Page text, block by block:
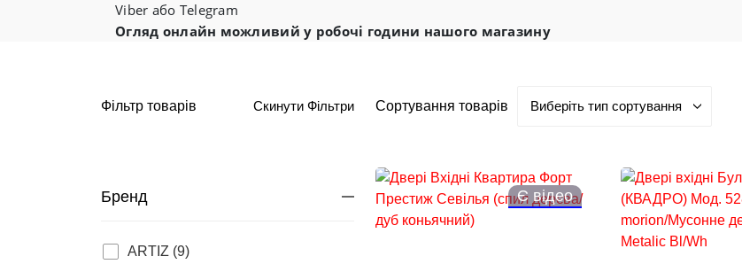
Viber або Telegram
Огляд онлайн можливий у робочі години нашого магазину
Фільтр товарів Скинути Фільтри
Бренд
ARTIZ (9)
Сортування товарів
Є відео